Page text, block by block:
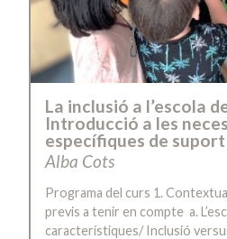
La inclusió a l’escola
Introducció a les
específiques de
Alba Cots
Programa del curs 1.
previs a tenir en compte a.
característiques/ Inclusió